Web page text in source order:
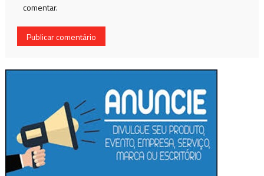
comentar.